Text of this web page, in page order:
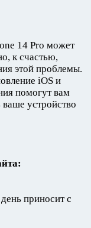
14 Pro может
к счастью,
этой проблемы.
iOS и
помогут вам
устройство
приносит с